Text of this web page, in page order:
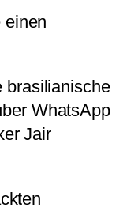
einen
brasilianische
WhatsApp
Jair